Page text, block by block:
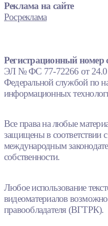
Реклама на сайте
Росреклама
Регистрационный номер
ЭЛ № ФС 77-72266 от
Федеральной службой по
информационных
Все права на любые
защищены в соответствии
международным
собственности.
Любое использование
видеоматериалов возможно
правообладателя (ВГТРК).